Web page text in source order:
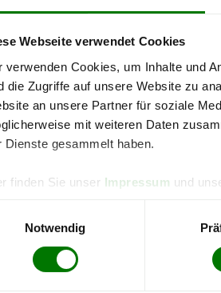
Webseite verwendet Cookies
verwenden Cookies, um Inhalte und
die Zugriffe auf unsere Website zu
an unsere Partner für soziale
mit weiteren Daten
Dienste gesammelt haben.
finden Sie unser Impressum und
Notwendig
Holzpellets-
Martin im Mühlkreis für 1 Tonne bei